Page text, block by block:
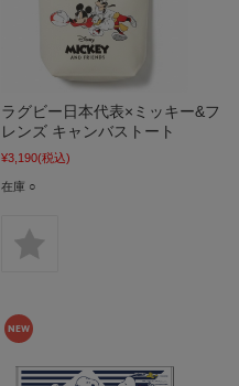
ラグビー日本代表×ミッキー&フ
レンズ キャンバストート
¥3,190(税込)
在庫 ○